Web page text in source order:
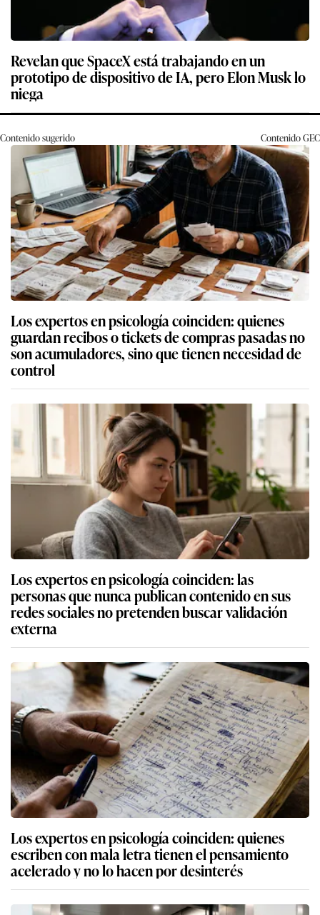
Revelan que SpaceX está trabajando en un
prototipo de dispositivo de IA, pero Elon Musk lo
niega
Contenido sugerido ContenidoGEC
Los expertos en psicología coinciden: quienes
guardan recibos o tickets de compras pasadas no
son acumuladores, sino que tienen necesidad de
control
Los expertos en psicología coinciden: las
personas que nunca publican contenido en sus
redes sociales no pretenden buscar validación
externa
Los expertos en psicología coinciden: quienes
escriben con mala letra tienen el pensamiento
acelerado y no lo hacen por desinterés